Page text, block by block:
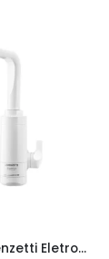
Torneira Lorenzetti Eletronica Essence 4600w – 127v